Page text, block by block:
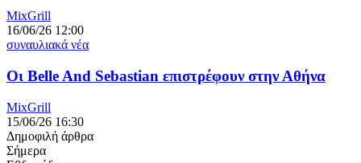
MixGrill
16/06/26 12:00
συναυλιακά νέα
Οι Belle And Sebastian επιστρέφουν στην Αθήνα
MixGrill
15/06/26 16:30
Δημοφιλή άρθρα
Σήμερα